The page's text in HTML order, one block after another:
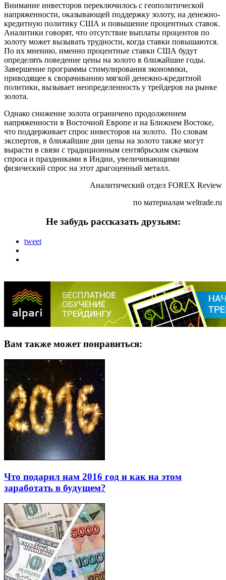
Внимание инвесторов переключилось с геополитической
напряженности, оказывающей поддержку золоту, на денежно-
кредитную политику США и повышение процентных ставок.
Аналитики говорят, что отсутствие выплаты процентов по
золоту может вызывать трудности, когда ставки повышаются.
По их мнению, именно процентные ставки США будут
определять поведение цены на золото в ближайшие годы.
Завершение программы стимулирования экономики,
приводящее к сворачиванию мягкой денежно-кредитной
политики, вызывает неопределенность у трейдеров на рынке
золота.
Однако снижение золота ограничено продолжением
напряженности в Восточной Европе и на Ближнем Востоке,
что поддерживает спрос инвесторов на золото. По словам
экспертов, в ближайшие дни цены на золото также могут
вырасти в связи с традиционным сентябрьским скачком
спроса и праздниками в Индии, увеличивающими
физический спрос на этот драгоценный металл.
Аналитический отдел FOREX Review
по материалам weltrade.ru
Не забудь рассказать друзьям:
tweet
Вам также может понравиться:
Что подарил нам 2016 год и как на этом
заработать в будущем?